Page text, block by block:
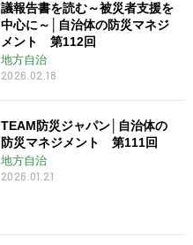
議報告書を読む～被災者支援を
中心に～│自治体の防災マネジ
メント 第112回
地方自治
2026.02.18
TEAM防災ジャパン│自治体の
防災マネジメント 第111回
地方自治
2026.01.21